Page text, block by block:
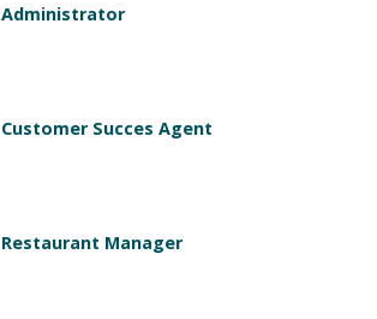
Administrator
Customer Succes Agent
Restaurant Manager